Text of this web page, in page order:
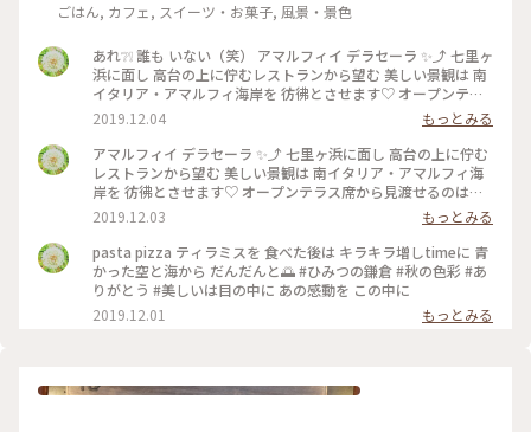
ごはん, カフェ, スイーツ・お菓子, 風景・景色
あれ❔❕ 誰も いない（笑） アマルフィイ デラセーラ ✨⤴︎ 七里ヶ
浜に面し 高台の上に佇むレストランから望む 美しい景観は 南
イタリア・アマルフィ海岸を 彷彿とさせます♡ オープンテラ
ス席から見渡せるのは 180度オーシャンビューの眩いパノラマ
は いつまでも いつまでも 眺めていたくなり… 困ります（笑）
#ひみつの鎌倉 #秋のお出かけ #美味しかった #ありがとう う
っかり３時間 経っていた（笑） のんびりさん
2019.12.04
もっとみる
アマルフィイ デラセーラ ✨⤴︎ 七里ヶ浜に面し 高台の上に佇む
レストランから望む 美しい景観は 南イタリア・アマルフィ海
岸を 彷彿とさせます♡ オープンテラス席から見渡せるのは
180度オーシャンビューの眩いパノラマは いつまでも いつま
でも 眺めていたくなり… 困ります（笑） #ひみつの鎌倉 #秋の
お出かけ #美味しかった #ありがとう うっかり３時間 経ってい
た（笑）
2019.12.03
もっとみる
pasta pizza ティラミスを 食べた後は キラキラ増しtimeに 青
かった空と海から だんだんと🌅 #ひみつの鎌倉 #秋の色彩 #あ
りがとう #美しいは目の中に あの感動を この中に
2019.12.01
もっとみる